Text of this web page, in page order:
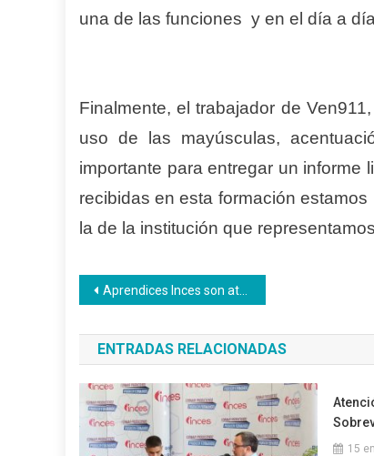
una de las funciones y en el día a
Finalmente, el trabajador de
uso de las mayúsculas,
importante para entregar un informe
recibidas en esta formación
la de la institución que
Navegación
de
entradas
Aprendices Inces son atendidos en jornada de salud médica general
ENTRADAS RELACIONADAS
15